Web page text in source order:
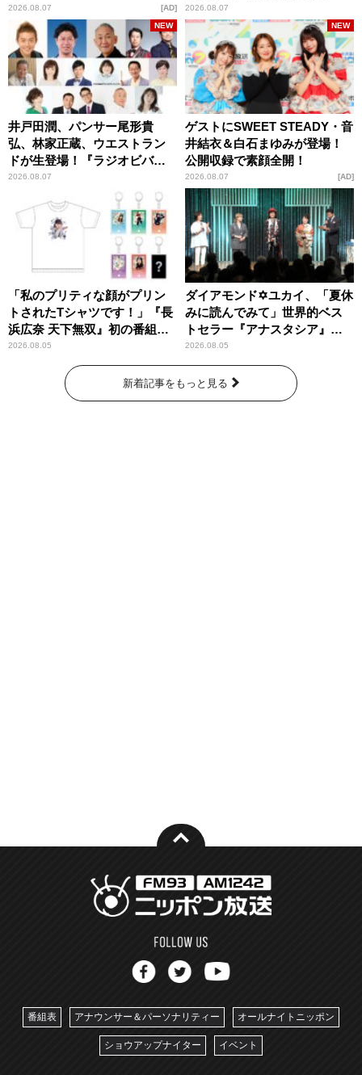
2026.08.07 AD
パンプスが合格祈願！
2026.08.07
井戸田潤、パンサー尾形貴
弘、林家正蔵、ウエストラン
ドが生登場！『ラジオビバリ
ー昼ズ』
2026.08.07
NEW
ゲストにSWEET STEADY・音
井結衣＆白石まゆみが登場！
公開収録で素顔全開！
2026.08.07
NEW
AD
「私のプリティな顔がプリン
トされたTシャツです！」『長
浜広奈 天下無双』初の番組グ
ッズ発売
2026.08.05
ダイアモンド✡ユカイ、「夏休
みに読んでみて」世界的ベス
トセラー『アナスタシア』を
紹介
2026.08.05
新着記事をもっと見る
番組表 アナウンサー＆パーソナリティー オールナイトニッポン
ショウアップナイター イベント